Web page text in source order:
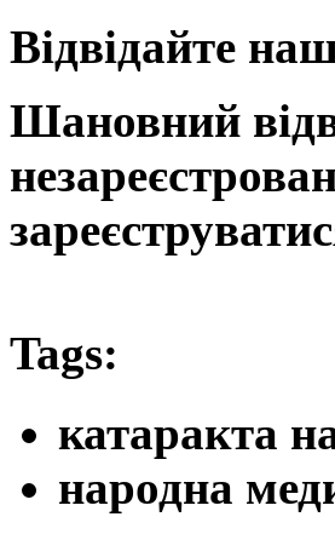
Відвідайте
Шановний
Tags:
катаракта
народна